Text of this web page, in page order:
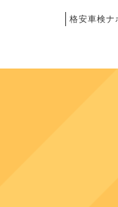
格安車検ナ